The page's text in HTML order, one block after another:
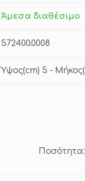
Άμεσα διαθέσιμο
572400.0008
Ύψος(cm) 5 -
Ποσότητα: